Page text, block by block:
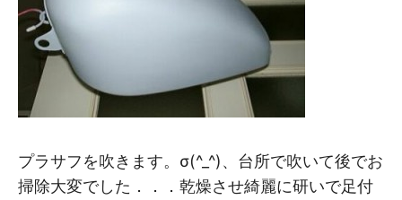
プラサフを吹きます。σ(^_^)、台所で吹いて後でお
掃除大変でした．．．乾燥させ綺麗に研いで足付